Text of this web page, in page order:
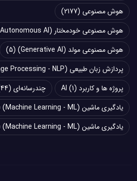
هوش مصنوعی (2177)
هوش مصنوعی خودمختار (Autonomous AI)
هوش مصنوعی مولد (Generative AI)
(5)
پردازش زبان طبیعی (Natural Language Processing - NLP)
پروژه ها و کاربرد AI (1) چند‌‌رسانه‌ای (44)
یادگیری ماشین (Machine Learning - ML)
یادگیری ماشین (Machine Learning - ML)